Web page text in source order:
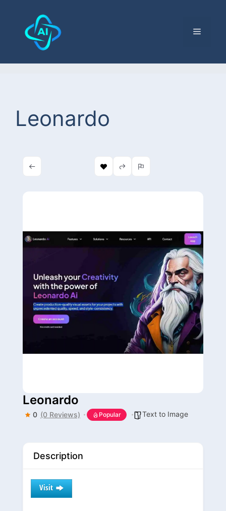
Leonardo
Leonardo
0 (0 Reviews) Popular Text to Image
Description
Visit